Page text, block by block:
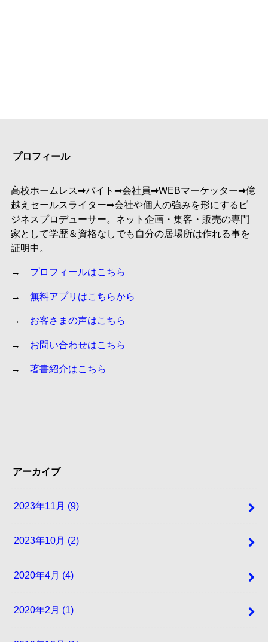
プロフィール
高校ホームレス➡︎バイト➡︎会社員➡︎WEBマーケッター➡︎億
越えセールスライター➡︎会社や個人の強みを形にするビ
ジネスプロデューサー。ネット企画・集客・販売の専門
家として学歴＆資格なしでも自分の居場所は作れる事を
証明中。
→ プロフィールはこちら
→ 無料アプリはこちらから
→ お客さまの声はこちら
→ お問い合わせはこちら
→ 著書紹介はこちら
アーカイブ
2023年11月 (9)
2023年10月 (2)
2020年4月 (4)
2020年2月 (1)